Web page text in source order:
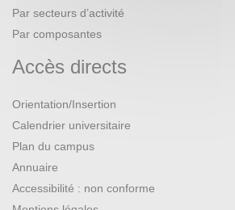
Par secteurs d’activité
Par composantes
Accès directs
Orientation/Insertion
Calendrier universitaire
Plan du campus
Annuaire
Accessibilité : non conforme